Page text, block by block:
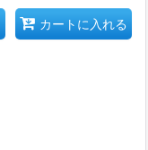
カートに入れる